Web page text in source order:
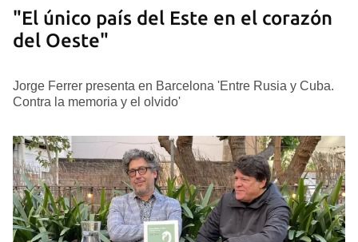
"El único país del Este en el corazón
del Oeste"
Jorge Ferrer presenta en Barcelona 'Entre Rusia y Cuba.
Contra la memoria y el olvido'